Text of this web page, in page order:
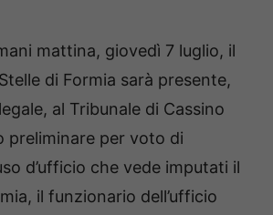
mattina, giovedì 7 luglio, il
di Formia sarà presente,
al Tribunale di Cassino
preliminare per voto di
d’ufficio che vede imputati il
il funzionario dell’ufficio